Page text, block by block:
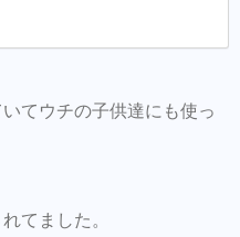
に早くなりま
す。 プラセ
アミノ酸と
す。 万能の美
り、頭皮にや
てウチの子供達にも使っ
てました。